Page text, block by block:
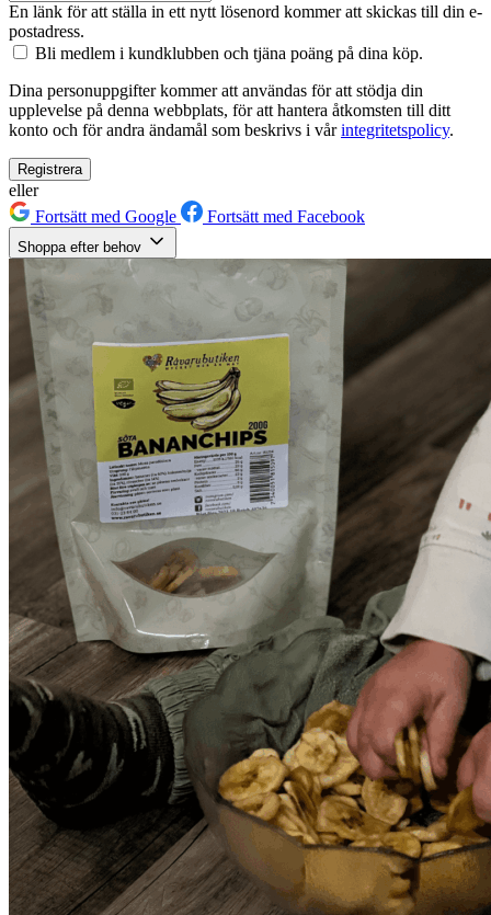
En länk för att ställa in ett nytt lösenord kommer att skickas till din e-
postadress.
Bli medlem i kundklubben och tjäna poäng på dina köp.
Dina personuppgifter kommer att användas för att stödja din
upplevelse på denna webbplats, för att hantera åtkomsten till ditt
konto och för andra ändamål som beskrivs i vårintegritetspolicy.
Registrera
eller
Fortsätt med Google
Fortsätt med Facebook
Shoppa efter behov